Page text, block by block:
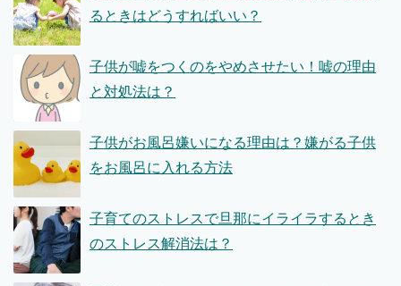
るときはどうすればいい？
子供が嘘をつくのをやめさせたい！嘘の理由
と対処法は？
子供がお風呂嫌いになる理由は？嫌がる子供
をお風呂に入れる方法
子育てのストレスで旦那にイライラするとき
のストレス解消法は？